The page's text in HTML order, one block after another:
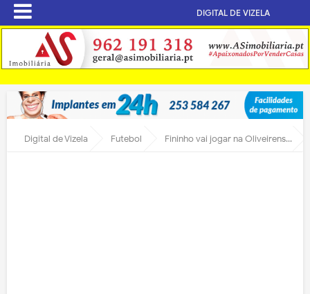
DIGITAL DE VIZELA
Digital de Vizela Futebol Fininho vai jogar na Oliveirense